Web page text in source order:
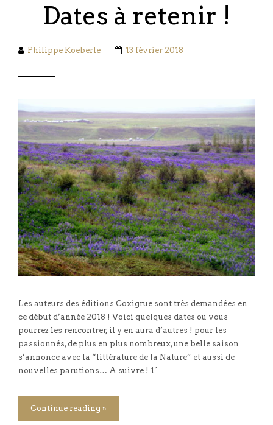
Dates à retenir !
Philippe Koeberle 13 février 2018
Les auteurs des éditions Coxigrue sont très demandées en
ce début d’année 2018 ! Voici quelques dates ou vous
pourrez les rencontrer, il y en aura d’autres ! pour les
passionnés, de plus en plus nombreux, une belle saison
s’annonce avec la “littérature de la Nature” et aussi de
nouvelles parutions… A suivre ! 1°
Continue reading »